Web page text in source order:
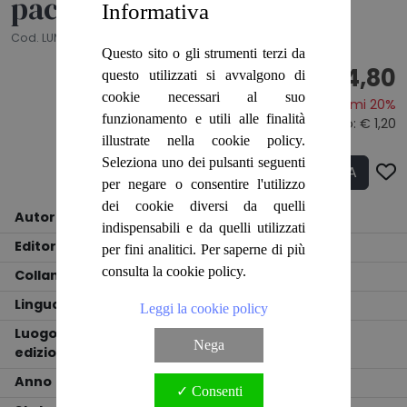
pacific
Cod. LUM0630
€ 4,80
Risparmi 20%
Prezzo originale:€ 6,00- Sconto: € 1,20
Q.tà ACQUISTA
Autore
Paolo Fortunati
Editore
Dott. Cesare Zuffi - Editore
Collana
!
Lingua
ITALIANO
Luogo
edizione
Anno
Informativa
Questo sito o gli strumenti terzi da
questo utilizzati si avvalgono di
cookie necessari al suo
funzionamento e utili alle finalità
illustrate nella cookie policy.
Seleziona uno dei pulsanti seguenti
per negare o consentire l'utilizzo
dei cookie diversi da quelli
indispensabili e da quelli utilizzati
per fini analitici. Per saperne di più
consulta la cookie policy.
Leggi la cookie policy
Nega
✓ Consenti